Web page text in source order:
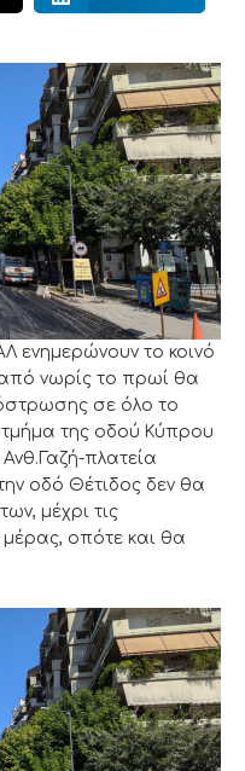
ενημερώνουν το κοινό
από νωρίς το πρωί θα
σε όλο το
της οδού Κύπρου
πλατεία
οδό Θέτιδος δεν θα
μέχρι τις
μέρας, οπότε και θα